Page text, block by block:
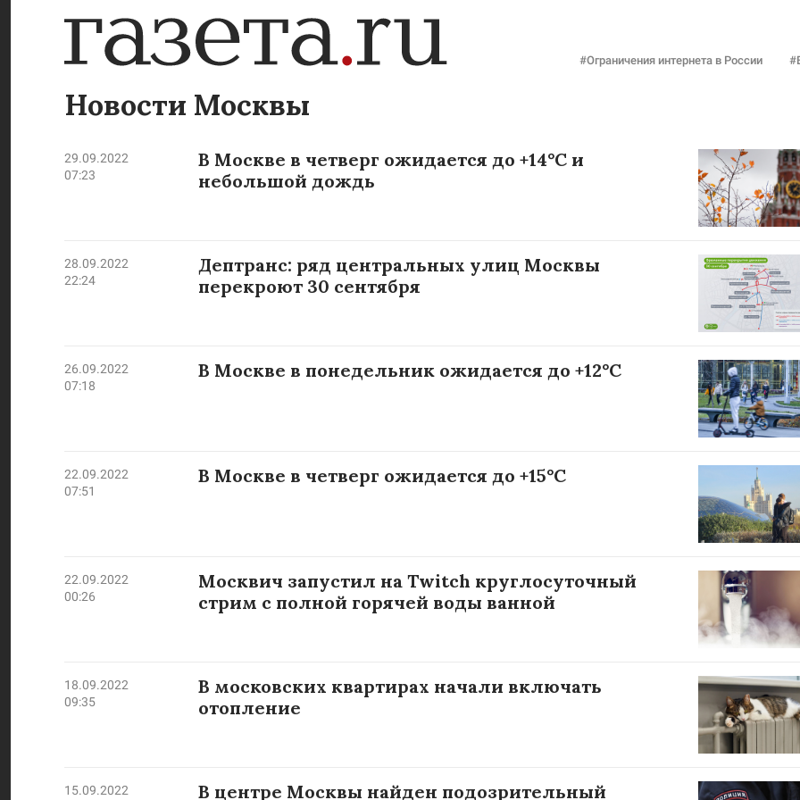
#Ограничения интернета в России
Новости Москвы
29.09.2022
07:23
В Москве в четверг ожидается до +14°С и
небольшой дождь
28.09.2022
22:24
Дептранс: ряд центральных улиц Москвы
перекроют 30 сентября
26.09.2022
07:18
В Москве в понедельник ожидается до +12°С
22.09.2022
07:51
В Москве в четверг ожидается до +15°С
22.09.2022
00:26
Москвич запустил на Twitch круглосуточный
стрим с полной горячей воды ванной
18.09.2022
09:35
В московских квартирах начали включать
отопление
15.09.2022
В центре Москвы найден подозрительный